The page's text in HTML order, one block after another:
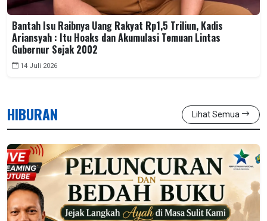
Bantah Isu Raibnya Uang Rakyat Rp1,5 Triliun, Kadis
Ariansyah : Itu Hoaks dan Akumulasi Temuan Lintas
Gubernur Sejak 2002
14 Juli 2026
HIBURAN Lihat Semua